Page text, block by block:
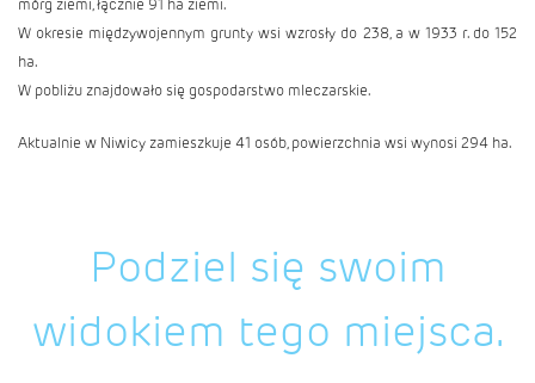
mórg ziemi, łącznie 91 ha ziemi.
W okresie międzywojennym grunty wsi wzrosły do 238, a w 1933 r. do 152
ha.
W pobliżu znajdowało się gospodarstwo mleczarskie.
Aktualnie w Niwicy zamieszkuje 41 osób, powierzchnia wsi wynosi 294 ha.
Podziel się swoim
widokiem tego miejsca.